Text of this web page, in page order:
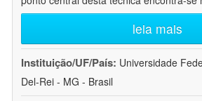
leia mais
Instituição/UF/País: Universidade
Del-Rei - MG - Brasil